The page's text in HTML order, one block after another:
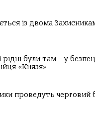
із двома
були там – у
«Князя»
проведуть черговий